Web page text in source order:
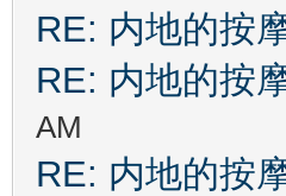
RE: 内地的按
RE: 内地的按
AM
RE: 内地的按